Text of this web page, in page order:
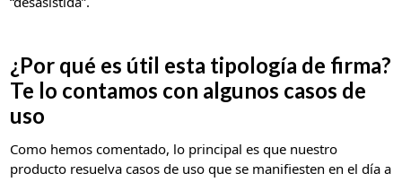
¿Por qué es útil esta tipología de firma?
Te lo contamos con algunos casos de
uso
Como hemos comentado, lo principal es que nuestro
producto resuelva casos de uso que se manifiesten en el día a